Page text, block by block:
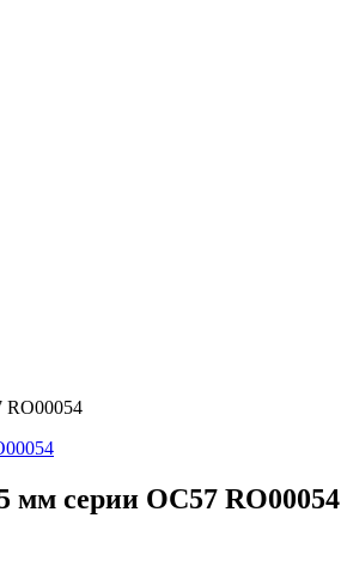
мм серии OС57 RO00054